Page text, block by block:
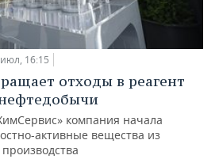
16:15
отходы в реагент
компания начала
активные вещества из